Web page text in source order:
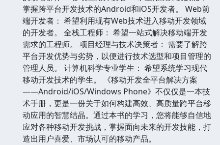
掌握跨平台开发技术的Android和iOS开发者。 Web前
端开发者： 希望利用现有Web技术进入移动开发领域
的开发者。 全栈工程师： 希望一站式解决移动端开发
需求的工程师。 项目经理与技术决策者： 需要了解跨
平台开发优势与劣势，以便进行技术选型和项目管理的
管理人员。 计算机科学专业学生： 希望系统学习现代
移动开发技术的学生。 《移动开发全平台解决方案
——Android/iOS/Windows Phone》不仅仅是一本技
术手册，更是一份关于如何构建高效、高质量跨平台移
动应用的智慧结晶。通过本书的学习，您将能够自信地
应对各种移动开发挑战，掌握面向未来的开发技能，打
造出用户喜爱、市场认可的移动产品。